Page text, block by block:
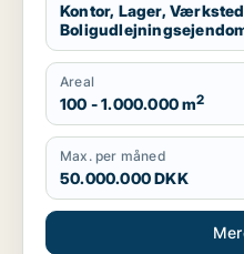
Kontor, Lager,
Areal
100 - 1.000.000 m2
Max. per måned
50.000.000 DKK